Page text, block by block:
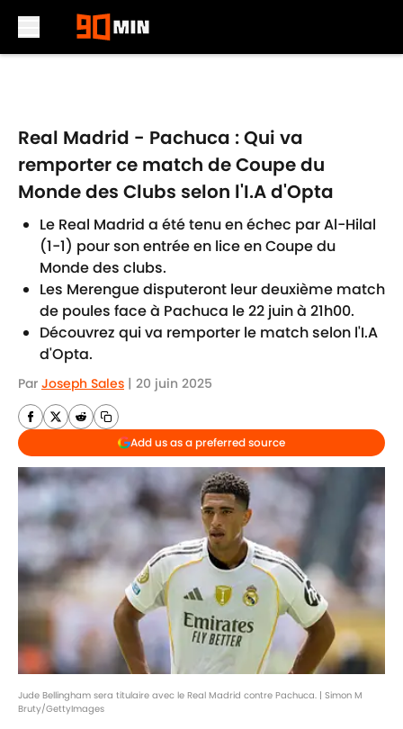
Real Madrid - Pachuca : Qui va
remporter ce match de Coupe du
Monde des Clubs selon l'I.A d'Opta
Le Real Madrid a été tenu en échec par Al-Hilal
(1-1) pour son entrée en lice en Coupe du
Monde des clubs.
Les Merengue disputeront leur deuxième match
de poules face à Pachuca le 22 juin à 21h00.
Découvrez qui va remporter le match selon l'I.A
d'Opta.
Par Joseph Sales | 20 juin 2025
Add us as a preferred source
Jude Bellingham sera titulaire avec le Real Madrid contre Pachuca. | Simon M
Bruty/GettyImages